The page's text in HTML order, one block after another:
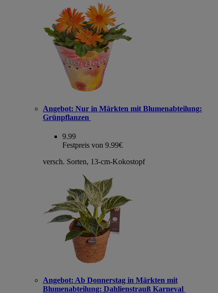
Angebot: Nur in Märkten mit Blumenabteilung:
Grünpflanzen
9.99
Festpreis von 9.99€
versch. Sorten, 13-cm-Kokostopf
Angebot: Ab Donnerstag in Märkten mit
Blumenabteilung: Dahlienstrauß Karneval